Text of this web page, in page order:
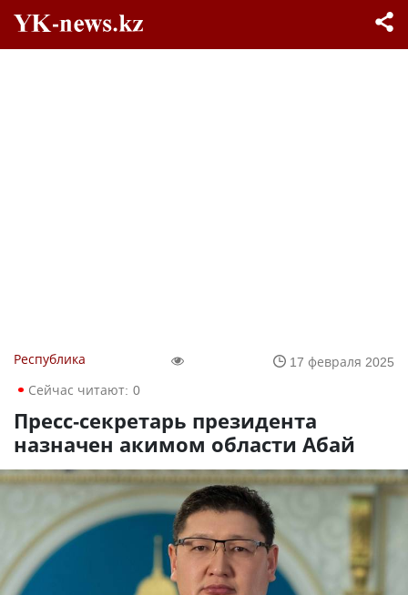
Республика
17 февраля 2025
Сейчас читают: 0
Пресс-секретарь президента
назначен акимом области Абай